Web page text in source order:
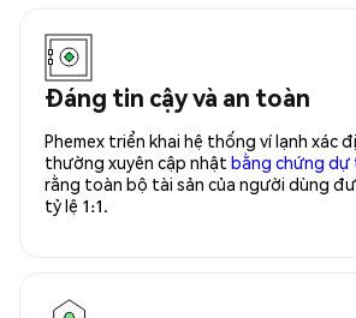
Đáng tin cậy và an toàn
Phemex triển khai hệ thống ví lạnh xác
thường xuyên cập nhật bằng chứng
rằng toàn bộ tài sản của người dùng
tỷ lệ 1:1.